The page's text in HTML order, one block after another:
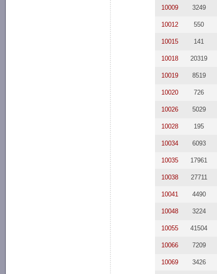
10009 3249
10012 550
10015 141
10018 20319
10019 8519
10020 726
10026 5029
10028 195
10034 6093
10035 17961
10038 27711
10041 4490
10048 3224
10055 41504
10066 7209
10069 3426